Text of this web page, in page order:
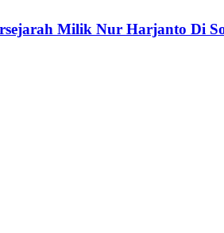
Milik Nur Harjanto Di